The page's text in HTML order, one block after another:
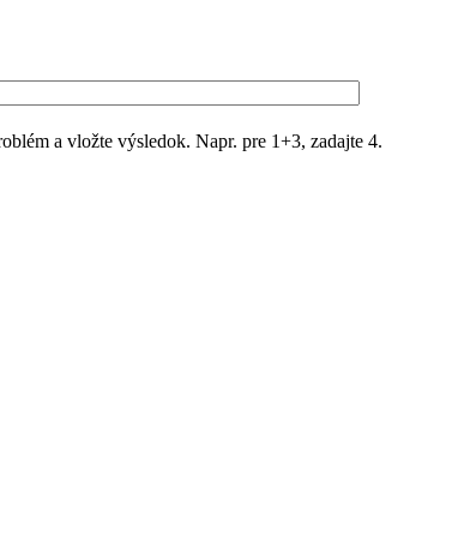
a vložte výsledok. Napr. pre 1+3, zadajte 4.